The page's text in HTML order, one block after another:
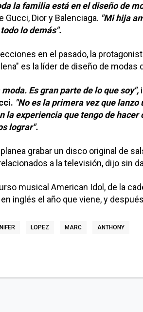
la familia está en el diseño de
Dior y Balenciaga. "Mi hija
lo demás".
en el pasado, la
es la líder de diseño de modas
Es gran parte de lo que soy",
"No es la primera vez que lanzo
la experiencia que tengo de hacer
lograr".
grabar un disco original de
a la televisión, dijo sin
musical American Idol, de la
inglés el año que viene, y
LOPEZ MARC ANTHONY